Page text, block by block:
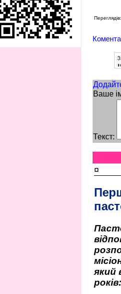
Ваше
Текст:
¤
який
років: